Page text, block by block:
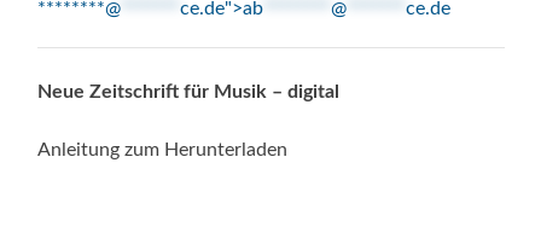
********@
ce.de">ab @ ce.de
Neue Zeitschrift für Musik – digital
Anleitung zum Herunterladen